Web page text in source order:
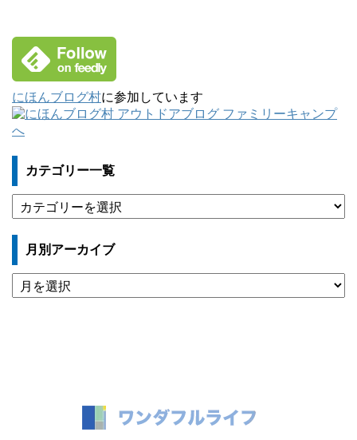
にほんブログ村に参加しています
カテゴリー一覧
テ
ゴ
ー
一
覧
月別アーカイブ
月
別